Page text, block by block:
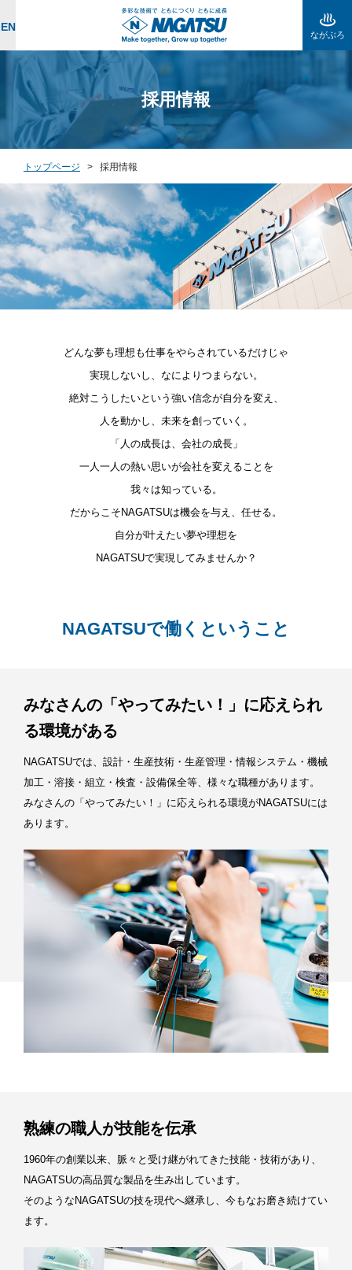
EN
ながぶろ
採用情報
トップページ > 採用情報
どんな夢も理想も仕事をやらされているだけじゃ
実現しないし、なによりつまらない。
絶対こうしたいという強い信念が自分を変え、
人を動かし、 未来を創っていく。
「人の成長は、会社の成長」
一人一人の熱い思いが会社を変えることを
我々は知っている。
だからこそNAGATSUは機会を与え、任せる。
自分が叶えたい夢や理想を
NAGATSUで実現してみませんか？
NAGATSUで働くということ
みなさんの「やってみたい！」に応えられ
る環境がある
NAGATSUでは、設計・生産技術・生産管理・情報システム・機械
加工・溶接・組立・検査・設備保全等、様々な職種があります。
みなさんの「やってみたい！」に応えられる環境がNAGATSUには
あります。
熟練の職人が技能を伝承
1960年の創業以来、脈々と受け継がれてきた技能・技術があり、
NAGATSUの高品質な製品を生み出しています。
そのようなNAGATSUの技を現代へ継承し、今もなお磨き続けてい
ます。